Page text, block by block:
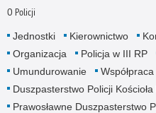
O Policji
Jednostki Kierownictwo
Organizacja
Policja w III RP
Umundurowanie
Duszpasterstwo Policji
Prawosławne Duszpasterstwo